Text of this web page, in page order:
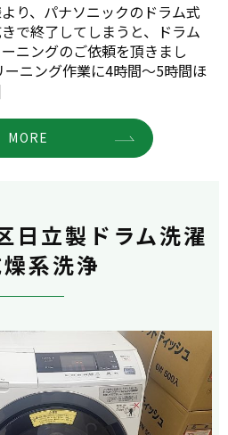
り、パナソニックのドラム式
で終了してしまうと、ドラム
ニングのご依頼を頂きまし
ニング作業に4時間～5時間ほ
MORE
日立製ドラム洗濯
系洗浄